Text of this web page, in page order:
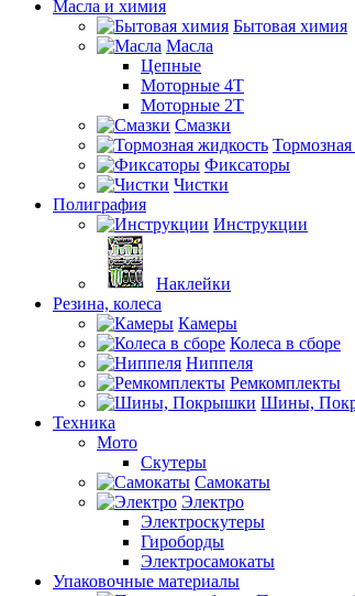
Масла и химия
Бытовая химия
Масла
Цепные
Моторные 4Т
Моторные 2Т
Смазки
Фиксаторы
Чистки
Полиграфия
Инструкции
Наклейки
Резина, колеса
Камеры
Колеса в сборе
Ниппеля
Ремкомплекты
Шины,
Техника
Мото
Скутеры
Самокаты
Электро
Электроскутеры
Гироборды
Электросамокаты
Упаковочные материалы